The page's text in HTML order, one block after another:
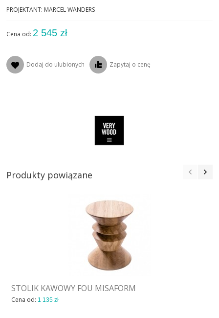
PROJEKTANT: MARCEL WANDERS
Cena od: 2 545 zł
Dodaj do ulubionych Zapytaj o cenę
Produkty powiązane
STOLIK KAWOWY FOU MISAFORM
Cena od: 1 135 zł